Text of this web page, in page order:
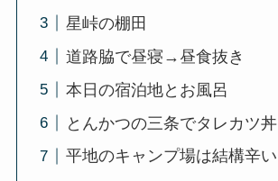
星峠の棚田
道路脇で昼寝→昼食抜き
本日の宿泊地とお風呂
とんかつの三条でタレカツ丼
平地のキャンプ場は結構辛い